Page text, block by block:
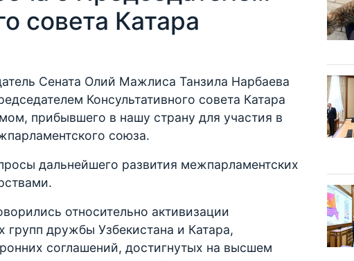
совета Катара
Сената Олий Мажлиса Танзила Нарбаева
Консультативного совета Катара
прибывшего в нашу страну для участия в
союза.
дальнейшего развития межпарламентских
относительно активизации
групп дружбы Узбекистана и Катара,
соглашений, достигнутых на высшем